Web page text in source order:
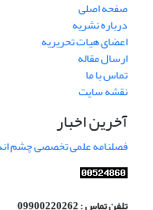
صفحه اصلی
درباره نشریه
اعضای هیات تحریریه
ارسال مقاله
تماس با ما
نقشه سایت
آخرین اخبار
فصلنامه علمی تخصصی چشم
تلفن تماس : 09900220262